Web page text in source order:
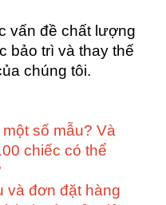
vấn đề chất lượng
bảo trì và thay thế
chúng tôi.
số mẫu? Và
chiếc có thể
và đơn đặt hàng